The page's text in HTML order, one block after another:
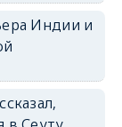
Индии и